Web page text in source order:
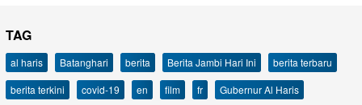
TAG
al haris Batanghari berita Berita Jambi Hari Ini
berita terbaru
berita terkini
covid-19 en film fr
Gubernur Al Haris